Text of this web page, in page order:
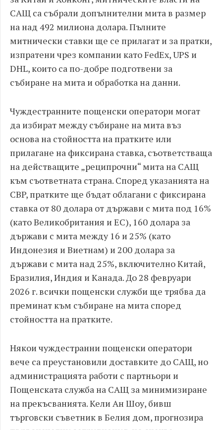
САЩ са събрали допълнителни мита в размер
на над 492 милиона долара. Пълните
митнически ставки ще се прилагат и за пратки,
изпратени чрез компании като FedEx, UPS и
DHL, които са по-добре подготвени за
събиране на мита и обработка на данни.
Чуждестранните пощенски оператори могат
да избират между събиране на мита въз
основа на стойността на пратките или
прилагане на фиксирана ставка, съответстваща
на действащите „реципрочни“ мита на САЩ
към съответната страна. Според указанията на
CBP, пратките ще бъдат облагани с фиксирана
ставка от 80 долара от държави с мита под 16%
(като Великобритания и ЕС), 160 долара за
държави с мита между 16 и 25% (като
Индонезия и Виетнам) и 200 долара за
държави с мита над 25%, включително Китай,
Бразилия, Индия и Канада. До 28 февруари
2026 г. всички пощенски служби ще трябва да
преминат към събиране на мита според
стойността на пратките.
Някои чуждестранни пощенски оператори
вече са преустановили доставките до САЩ, но
администрацията работи с партньори и
Пощенската служба на САЩ за минимизиране
на прекъсванията. Кели Ан Шоу, бивш
търговски съветник в Белия дом, прогнозира